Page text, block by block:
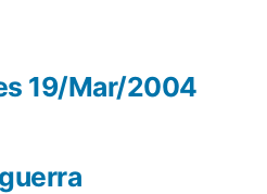
19/Mar/2004